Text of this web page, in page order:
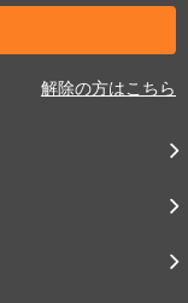
解除の方はこちら